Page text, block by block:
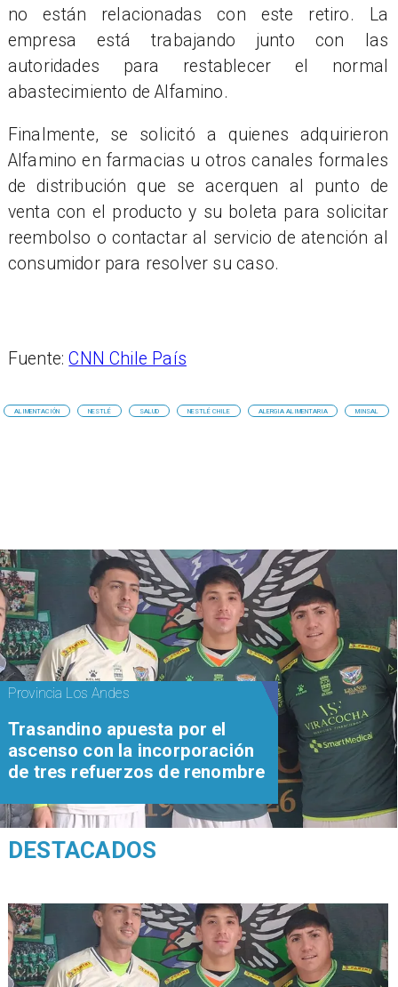
no están relacionadas con este retiro. La
empresa está trabajando junto con las
autoridades para restablecer el normal
abastecimiento de Alfamino.
Finalmente, se solicitó a quienes adquirieron
Alfamino en farmacias u otros canales formales
de distribución que se acerquen al punto de
venta con el producto y su boleta para solicitar
reembolso o contactar al servicio de atención al
consumidor para resolver su caso.
Fuente:CNN Chile País
ALIMENTACIÓN NESTLÉ SALUD NESTLÉ CHILE ALERGIA ALIMENTARIA MINSAL
Provincia Los Andes
Trasandino apuesta por el
ascenso con la incorporación
de tres refuerzos de renombre
DESTACADOS